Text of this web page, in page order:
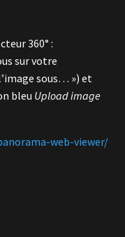
360° :
sur votre
sous… ») et
bleu Upload image
web-viewer/